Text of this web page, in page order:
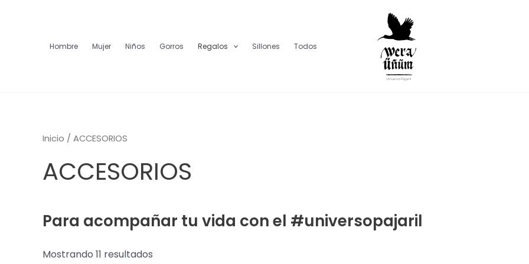
Hombre Mujer Niños Gorros Regalos Sillones Todos
Inicio / ACCESORIOS
ACCESORIOS
Para acompañar tu vida con el #universopajaril
Mostrando 11 resultados